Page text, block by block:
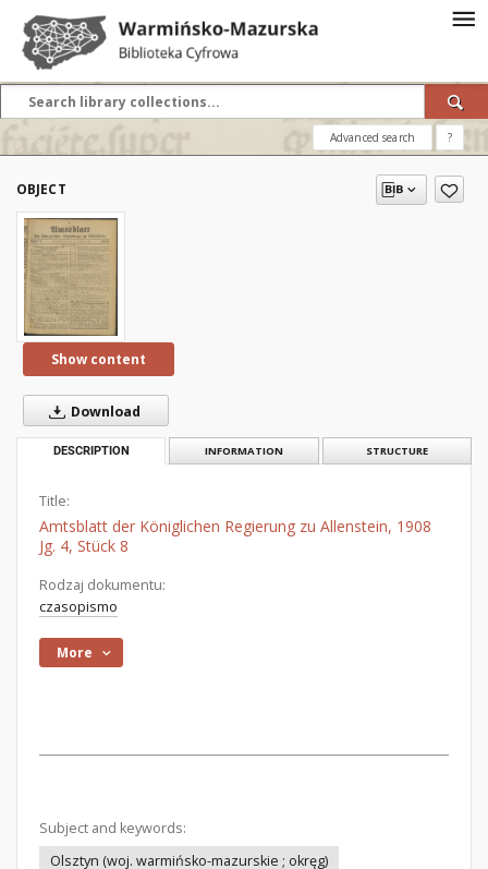
Advanced search ?
OBJECT
Show content
Download
DESCRIPTION INFORMATION STRUCTURE
Title:
Amtsblatt der Königlichen Regierung zu Allenstein, 1908
Jg. 4, Stück 8
Rodzaj dokumentu:
czasopismo
More
Subject and keywords:
Olsztyn (woj. warmińsko-mazurskie ; okręg)